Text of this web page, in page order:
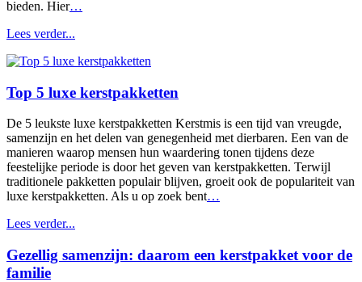
bieden. Hier…
Lees verder...
Top 5 luxe kerstpakketten
De 5 leukste luxe kerstpakketten Kerstmis is een tijd van vreugde,
samenzijn en het delen van genegenheid met dierbaren. Een van de
manieren waarop mensen hun waardering tonen tijdens deze
feestelijke periode is door het geven van kerstpakketten. Terwijl
traditionele pakketten populair blijven, groeit ook de populariteit van
luxe kerstpakketten. Als u op zoek bent…
Lees verder...
Gezellig samenzijn: daarom een kerstpakket voor de
familie